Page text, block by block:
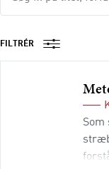
titel,
FILTRÉR
Som